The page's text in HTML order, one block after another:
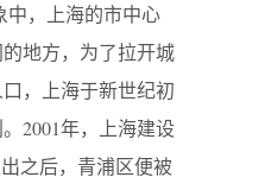
中，上海的市中心
地方，为了拉开城
，上海于新世纪初
2001年，上海建设
之后，青浦区便被